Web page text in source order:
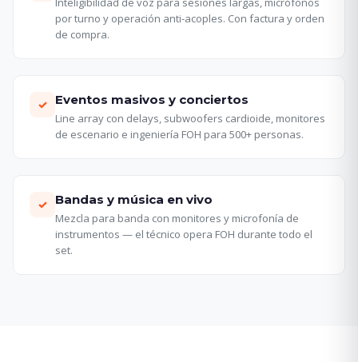
por turno y operación anti-acoples. Con factura y orden
de compra.
✓ Eventos masivos y conciertos
Line array con delays, subwoofers cardioide, monitores
de escenario e ingeniería FOH para 500+ personas.
✓ Bandas y música en vivo
Mezcla para banda con monitores y microfonía de
instrumentos — el técnico opera FOH durante todo el
set.